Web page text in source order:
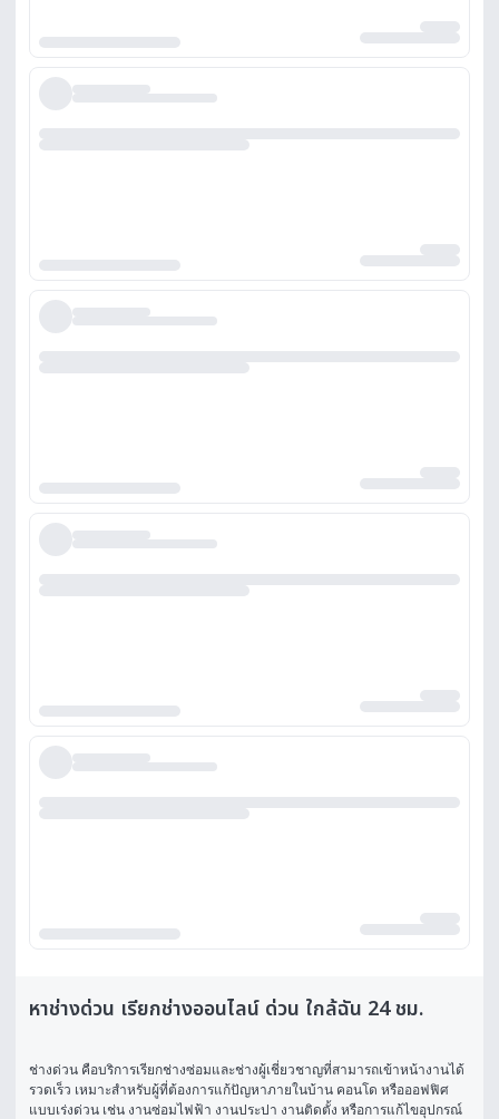
หาช่างด่วน เรียกช่างออนไลน์ ด่วน ใกล้ฉัน 24 ชม.
ช่างด่วน คือบริการเรียกช่างซ่อมและช่างผู้เชี่ยวชาญที่สามารถเข้าหน้างานได้
รวดเร็ว เหมาะสำหรับผู้ที่ต้องการแก้ปัญหาภายในบ้าน คอนโด หรือออฟฟิศ
แบบเร่งด่วน เช่น งานซ่อมไฟฟ้า งานประปา งานติดตั้ง หรือการแก้ไขอุปกรณ์